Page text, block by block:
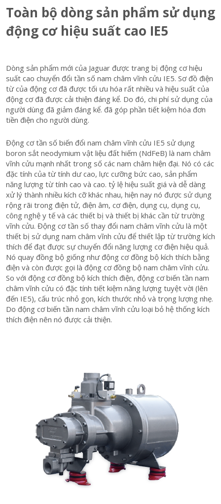
Toàn bộ dòng sản phẩm sử dụng
động cơ hiệu suất cao IE5
Dòng sản phẩm mới của Jaguar được trang bị động cơ hiệu
suất cao chuyển đổi tần số nam châm vĩnh cửu IE5. Sơ đồ điện
từ của động cơ đã được tối ưu hóa rất nhiều và hiệu suất của
động cơ đã được cải thiện đáng kể. Do đó, chi phí sử dụng của
người dùng đã giảm đáng kể. đã góp phần tiết kiệm hóa đơn
tiền điện cho người dùng.
Động cơ tần số biến đổi nam châm vĩnh cửu IE5 sử dụng
boron sắt neodymium vật liệu đất hiếm (NdFeB) là nam châm
vĩnh cửu mạnh nhất trong số các nam châm hiện đại. Nó có các
đặc tính của từ tính dư cao, lực cưỡng bức cao, sản phẩm
năng lượng từ tính cao và cao. tỷ lệ hiệu suất giá và dễ dàng
xử lý thành nhiều kích cỡ khác nhau, hiện nay nó được sử dụng
rộng rãi trong điện tử, điện âm, cơ điện, dụng cụ, dụng cụ,
công nghệ y tế và các thiết bị và thiết bị khác cần từ trường
vĩnh cửu. Động cơ tần số thay đổi nam châm vĩnh cửu là một
thiết bị sử dụng nam châm vĩnh cửu để thiết lập từ trường kích
thích để đạt được sự chuyển đổi năng lượng cơ điện hiệu quả.
Nó quay đồng bộ giống như động cơ đồng bộ kích thích bằng
điện và còn được gọi là động cơ đồng bộ nam châm vĩnh cửu.
So với động cơ đồng bộ kích thích điện, động cơ biến tần nam
châm vĩnh cửu có đặc tính tiết kiệm năng lượng tuyệt vời (lên
đến IE5), cấu trúc nhỏ gọn, kích thước nhỏ và trọng lượng nhẹ.
Do động cơ biến tần nam châm vĩnh cửu loại bỏ hệ thống kích
thích điện nên nó được cải thiện.